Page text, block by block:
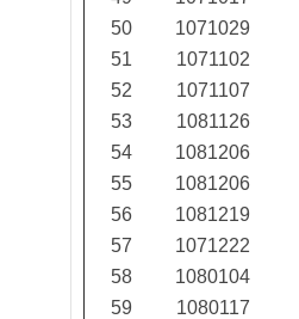
50
1071029
51
1071102
52
1071107
53
1081126
54
1081206
55
1081206
56
1081219
57
1071222
58
1080104
59
1080117